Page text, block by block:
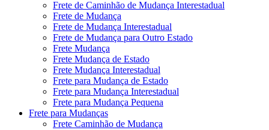
Frete de Caminhão de Mudança Interestadual
Frete de Mudança
Frete de Mudança Interestadual
Frete de Mudança para Outro Estado
Frete Mudança
Frete Mudança de Estado
Frete Mudança Interestadual
Frete para Mudança de Estado
Frete para Mudança Interestadual
Frete para Mudança Pequena
Frete para Mudanças
Frete Caminhão de Mudança